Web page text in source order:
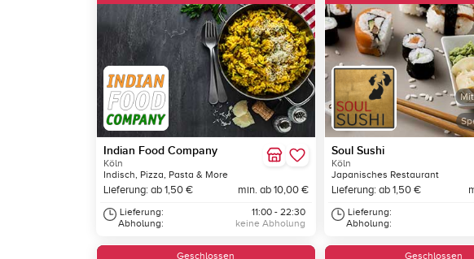
Indian Food Company
Köln
Indisch, Pizza, Pasta & More
Lieferung: ab 1,50 € min. ab 10,00 €
Lieferung:
Abholung:
11:00 - 22:30
keine Abholung
Soul Sushi
Köln
Japanisches Restaurant
Lieferung: ab 1,50 €
Lieferung:
Abholung:
Geschlossen Geschlossen